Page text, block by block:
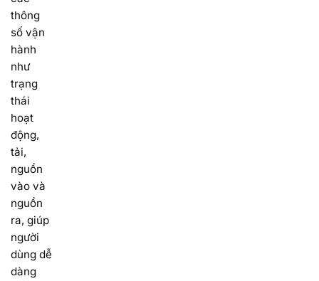
thông
số vận
hành
như
trạng
thái
hoạt
động,
tải,
nguồn
vào và
nguồn
ra, giúp
người
dùng dễ
dàng